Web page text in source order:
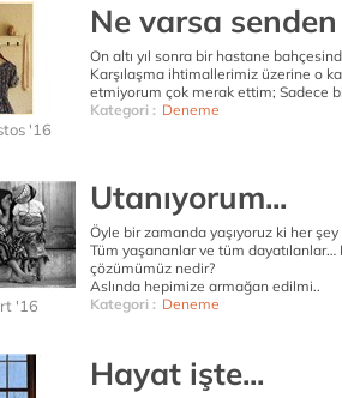
'16
Ne varsa
On altı yıl sonra bir hastane
Karşılaşma ihtimallerimiz üzerine o
etmiyorum çok merak ettim; Sadece
Kategori : Deneme
'16
Utanıyorum...
Öyle bir zamanda yaşıyoruz ki her
Tüm yaşananlar ve tüm
çözümümüz nedir?
Aslında hepimize armağan edilmi..
Kategori : Deneme
Hayat işte...